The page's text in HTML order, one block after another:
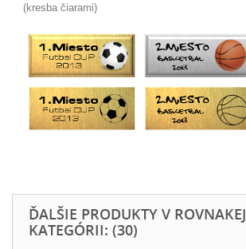
(kresba čiarami)
ĎALŠIE PRODUKTY V ROVNAKEJ
KATEGÓRII: (30)